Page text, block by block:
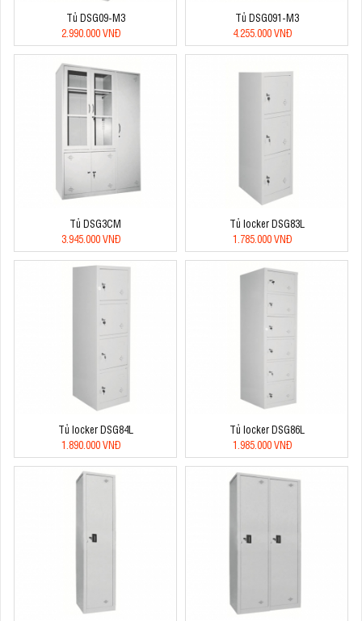
Tủ DSG09-M3
2.990.000 VNĐ
Tủ DSG091-M3
4.255.000 VNĐ
Tủ DSG3CM
3.945.000 VNĐ
Tủ locker DSG83L
1.785.000 VNĐ
Tủ locker DSG84L
1.890.000 VNĐ
Tủ locker DSG86L
1.985.000 VNĐ